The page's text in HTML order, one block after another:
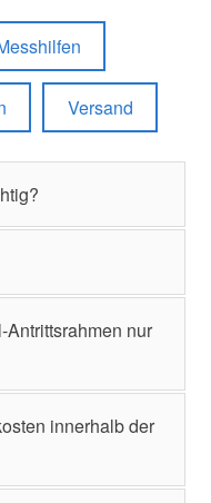
Versand
nur
innerhalb der